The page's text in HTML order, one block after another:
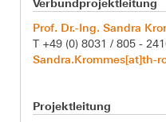
Verbundprojektleitung
Prof. Dr.-Ing. Sandra
T +49 (0) 8031 / 805 -
Sandra.Krommes[at]th-
Projektleitung